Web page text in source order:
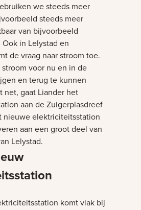
we steeds meer
steeds meer
van bijvoorbeeld
in Lelystad en
de vraag naar stroom toe.
voor nu en in de
en terug te kunnen
net, gaat Liander het
aan de Zuigerplasdreef
nieuwe elektriciteitsstation
aan een groot deel van
Lelystad.
komt vlak bij